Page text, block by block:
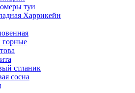
туи
Харрикейн
стланик
сосна